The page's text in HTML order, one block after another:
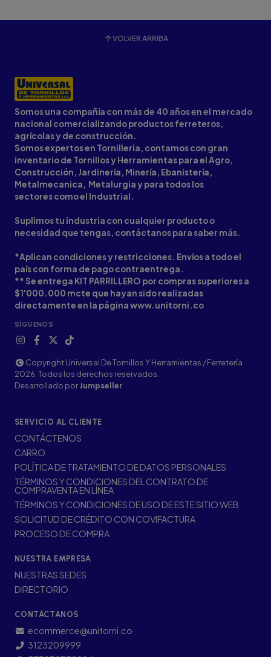
VOLVER ARRIBA
Somos una compañía con más de 40 años en el mercado
nacional comercializando productos ferreteros,
agrícolas y de construcción.
Somos expertos en Tornilleria, contamos con gran
inventario de Tornillos y Herramientas para el Agro,
Construcción, Jardinería, Minería, Ebanistería,
Metalmecanica, Metalurgia y para todos los
sectores como el Industrial.
Suplimos tu industria con cualquier producto o
necesidad que tengas, contáctanos para saber más.
*Aplican condiciones y restricciones. Envíos a todo el
país con forma de pago contraentrega.
** Se entrega KIT PARRILLERO por compras superiores a
$1'000.000 mcte que hayan sido realizadas
directamente en la página www.unitorni.co
SÍGUENOS
Copyright Universal De Tornillos Y Herramientas / Ferretería
2026. Todos los derechos reservados.
Desarrollado porJumpseller
SERVICIO AL CLIENTE
CONTÁCTENOS
CARRO
POLÍTICA DE TRATAMIENTO DE DATOS PERSONALES
TÉRMINOS Y CONDICIONES DEL CONTRATO DE
COMPRAVENTA EN LÍNEA
TÉRMINOS Y CONDICIONES DE USO DE ESTE SITIO WEB
SOLICITUD DE CRÉDITO CON COVIFACTURA
PROCESO DE COMPRA
NUESTRA EMPRESA
NUESTRAS SEDES
DIRECTORIO
CONTÁCTANOS
ecommerce@unitorni.co
3123209999